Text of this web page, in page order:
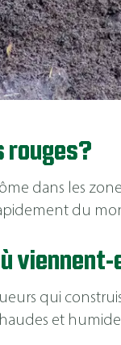
rouges?
dans les
du
qui
et